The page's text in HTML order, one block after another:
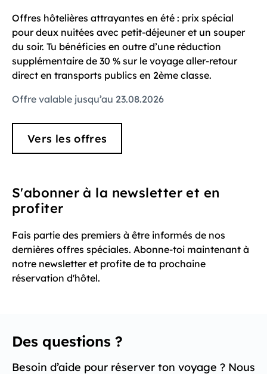
Offres hôtelières attrayantes en été : prix spécial
pour deux nuitées avec petit-déjeuner et un souper
du soir. Tu bénéficies en outre d’une réduction
supplémentaire de 30 % sur le voyage aller-retour
direct en transports publics en 2ème classe.
Offre valable jusqu’au 23.08.2026
Vers les offres
S'abonner à la newsletter et en
profiter
Fais partie des premiers à être informés de nos
dernières offres spéciales. Abonne-toi maintenant à
notre newsletter et profite de ta prochaine
réservation d'hôtel.
Des questions ?
Besoin d’aide pour réserver ton voyage ? Nous